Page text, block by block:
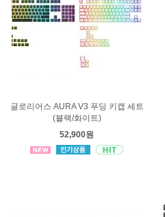
글로리어스 AURA V3 푸딩 키캡 세트
(블랙/화이트)
52,900원